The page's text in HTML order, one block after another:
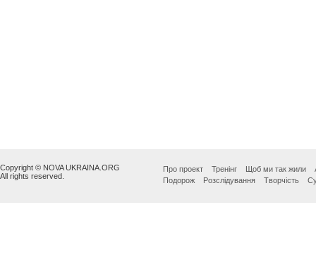
Copyright © NOVA UKRAINA.ORG
All rights reserved.
Про проект Тренінг Щоб ми так жили
Подорож
Розслідування Творчість